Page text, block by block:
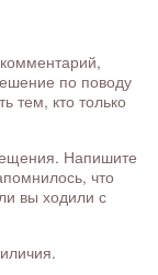
по поводу
тем, кто только
Напишите
что
вы ходили с